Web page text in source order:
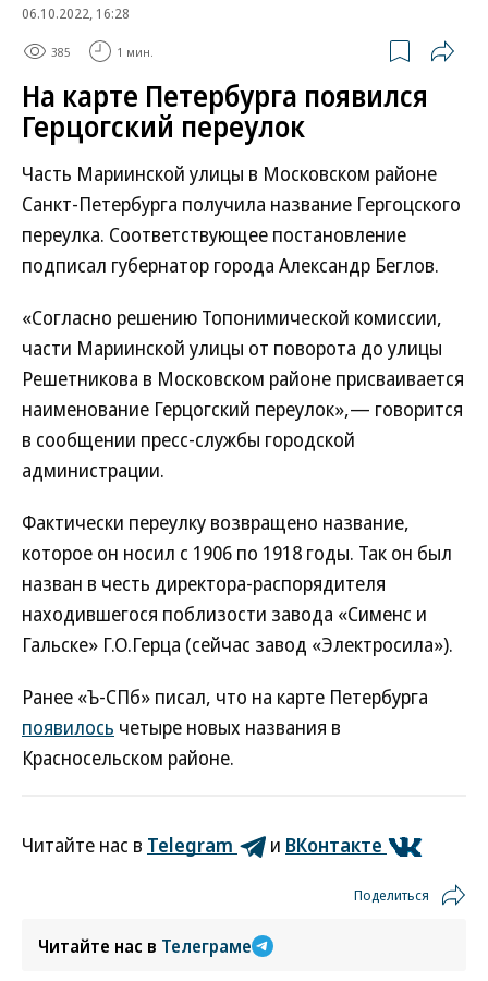
06.10.2022, 16:28
385 1 мин.
На карте Петербурга появился
Герцогский переулок
Часть Мариинской улицы в Московском районе
Санкт-Петербурга получила название Гергоцского
переулка. Соответствующее постановление
подписал губернатор города Александр Беглов.
«Согласно решению Топонимической комиссии,
части Мариинской улицы от поворота до улицы
Решетникова в Московском районе присваивается
наименование Герцогский переулок»,— говорится
в сообщении пресс-службы городской
администрации.
Фактически переулку возвращено название,
которое он носил с 1906 по 1918 годы. Так он был
назван в честь директора-распорядителя
находившегося поблизости завода «Сименс и
Гальске» Г.О.Герца (сейчас завод «Электросила»).
Ранее «Ъ-СПб» писал, что на карте Петербурга
появилось четыре новых названия в
Красносельском районе.
Читайте нас в Telegram и ВКонтакте
Поделиться
Читайте нас в Телеграме